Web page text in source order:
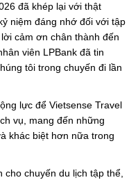
đã khép lại với thật
niệm đáng nhớ đối với tập
cảm ơn chân thành đến
viên LPBank đã tin
tôi trong chuyến đi lần
lực để Vietsense Travel
vụ, mang đến những
khác biệt hơn nữa trong
chuyến du lịch tập thể,